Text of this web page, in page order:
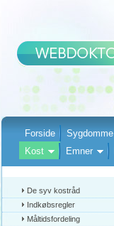
Forside Sygdomme
Kost
Emner
De syv kostråd
Indkøbsregler
Måltidsfordeling